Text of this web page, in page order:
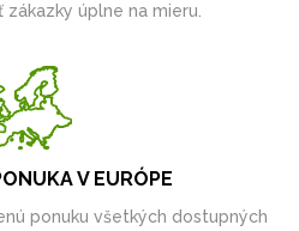
úplne na mieru.
V EURÓPE
ponuku všetkých dostupných